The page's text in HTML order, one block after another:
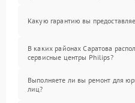
Какую гарантию вы
В каких районах Саратова
сервисные центры Philips?
Выполняете ли вы ремонт для
лиц?